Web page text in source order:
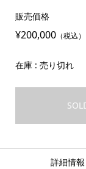
販売価格
¥200,000（税込）
在庫 : 売り切れ
詳細情報